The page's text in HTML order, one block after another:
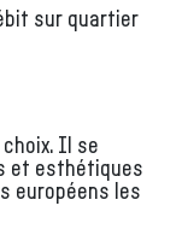
sur quartier
choix. Il se
et esthétiques
européens les